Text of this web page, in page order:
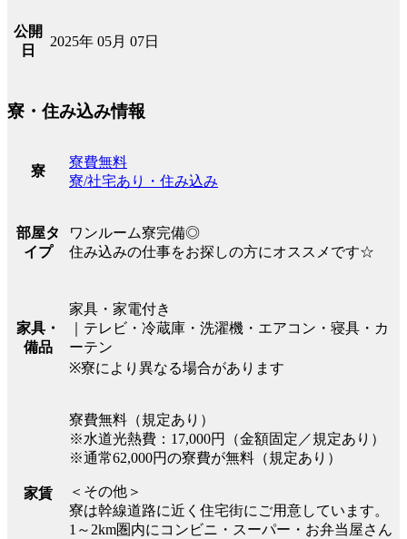
公開
日
2025年 05月 07日
寮・住み込み情報
寮
寮費無料
寮/社宅あり・住み込み
部屋タ
イプ
ワンルーム寮完備◎
住み込みの仕事をお探しの方にオススメです☆
家具・
備品
家具・家電付き
｜テレビ・冷蔵庫・洗濯機・エアコン・寝具・カ
ーテン
※寮により異なる場合があります
家賃
寮費無料（規定あり）
※水道光熱費：17,000円（金額固定／規定あり）
※通常62,000円の寮費が無料（規定あり）
＜その他＞
寮は幹線道路に近く住宅街にご用意しています。
1～2km圏内にコンビニ・スーパー・お弁当屋さん